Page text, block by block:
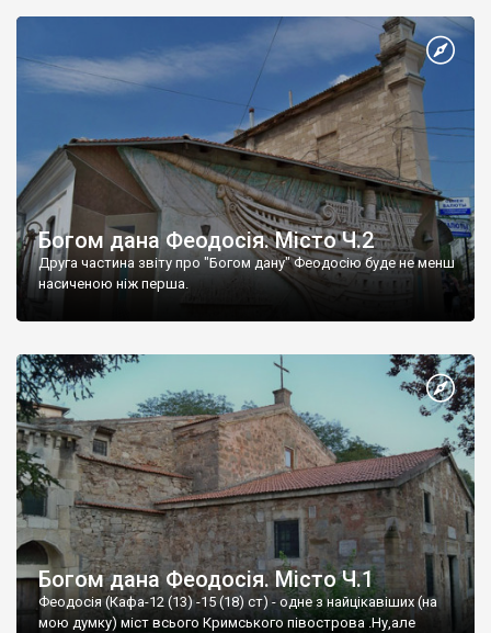
Богом дана Феодосія. Місто Ч.2
Друга частина звіту про "Богом дану" Феодосію буде не менш
насиченою ніж перша.
Богом дана Феодосія. Місто Ч.1
Феодосія (Кафа-12 (13) -15 (18) ст) - одне з найцікавіших (на
мою думку) міст всього Кримського півострова .Ну,але